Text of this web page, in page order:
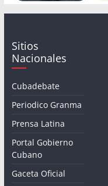
Sitios
Nacionales
Cubadebate
Periodico Granma
Prensa Latina
Portal Gobierno
Cubano
Gaceta Oficial